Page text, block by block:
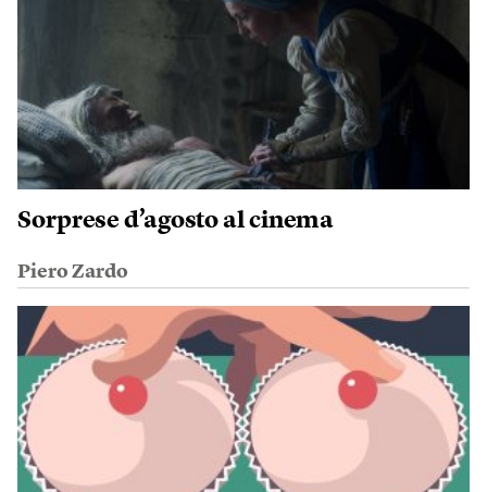
Sorprese d’agosto al cinema
Piero Zardo